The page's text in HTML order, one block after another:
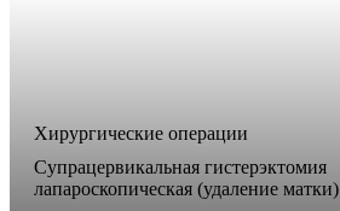
Хирургические операции
Супрацервикальная гистерэктомия
лапароскопическая (удаление матки)